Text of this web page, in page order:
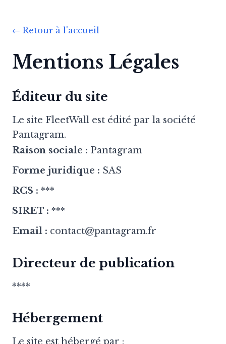
← Retour à l'accueil
Mentions Légales
Éditeur du site
Le site FleetWall est édité par la société
Pantagram.
Raison sociale : Pantagram
Forme juridique : SAS
RCS : ***
SIRET : ***
Email : contact@pantagram.fr
Directeur de publication
****
Hébergement
Le site est hébergé par :